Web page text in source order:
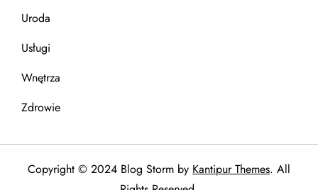
Uroda
Usługi
Wnętrza
Zdrowie
Copyright © 2024 Blog Storm by Kantipur Themes. All